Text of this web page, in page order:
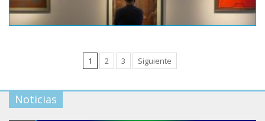
1 2 3 Siguiente
Noticias